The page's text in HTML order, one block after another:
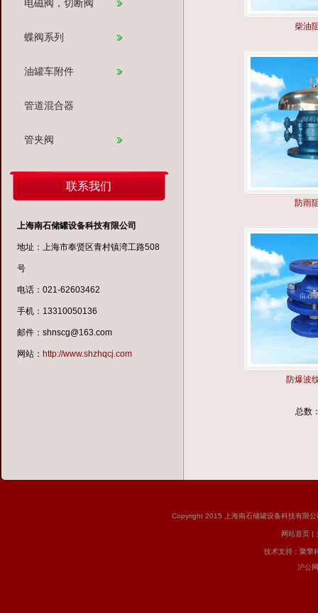
电磁阀，切断阀
蝶阀系列
油罐车附件
管道混合器
管夹阀
联系我们
上海南石储罐设备科技有限公司
地址：上海市奉贤区青村镇湾工路508
号
电话：021-62603462
手机：13310050136
邮件：shnscg@163.com
网站： http://www.shzhqcj.com
柴油
防雨
防爆波
总数
Copyright 2015 上海南石储罐设备科技有限
网站首页 |
技术支持： 聚擎
沪公